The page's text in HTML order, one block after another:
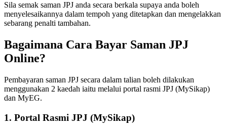
Sila semak saman JPJ anda secara berkala supaya anda boleh
menyelesaikannya dalam tempoh yang ditetapkan dan mengelakkan
sebarang penalti tambahan.
Bagaimana Cara Bayar Saman JPJ
Online?
Pembayaran saman JPJ secara dalam talian boleh dilakukan
menggunakan 2 kaedah iaitu melalui portal rasmi JPJ (MySikap)
dan MyEG.
1. Portal Rasmi JPJ (MySikap)